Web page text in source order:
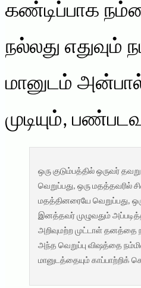
கண்டிப்பாக
நல்லது எதுவும்
மானுடம்
முடியும்,
ஒரு குடும்பத்தில் ஒருவர்
வெறுப்பது, ஒரு
மதத்தினரையே வெறுப்பது,
இனத்தவர் முழுவதும்
அறிவுமற்ற முட்டாள் தனத்தை
அந்த வெறுப்பு விஷத்தை
மானுடத்தையும் காப்பாற்றிக்